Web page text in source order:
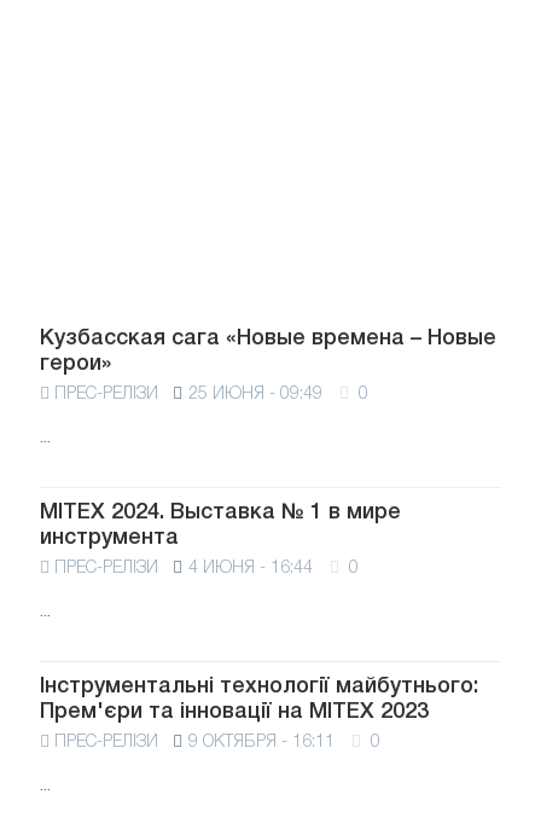
Кузбасская сага «Новые времена – Новые
герои»
ПРЕС-РЕЛІЗИ 25 ИЮНЯ - 09:49 0
...
MITEX 2024. Выставка № 1 в мире
инструмента
ПРЕС-РЕЛІЗИ 4 ИЮНЯ - 16:44 0
...
Інструментальні технології майбутнього:
Прем'єри та інновації на MITEX 2023
ПРЕС-РЕЛІЗИ 9 ОКТЯБРЯ - 16:11 0
...